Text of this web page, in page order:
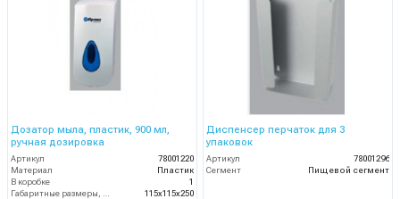
Дозатор мыла, пластик, 900 мл,
ручная дозировка
Артикул
78001220
Материал
Пластик
В коробке
1
115x115x250
Диспенсер перчаток для 3
упаковок
Артикул
78001296
Сегмент
Пищевой сегмент